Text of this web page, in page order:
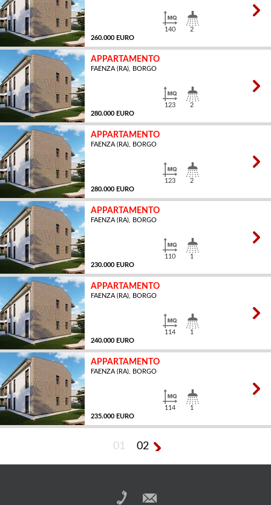
260.000 EURO
140 2
APPARTAMENTO
FAENZA (RA), BORGO
280.000 EURO
123 2
APPARTAMENTO
FAENZA (RA), BORGO
280.000 EURO
123 2
APPARTAMENTO
FAENZA (RA), BORGO
230.000 EURO
110 1
APPARTAMENTO
FAENZA (RA), BORGO
240.000 EURO
114 1
APPARTAMENTO
FAENZA (RA), BORGO
235.000 EURO
114 1
01 02